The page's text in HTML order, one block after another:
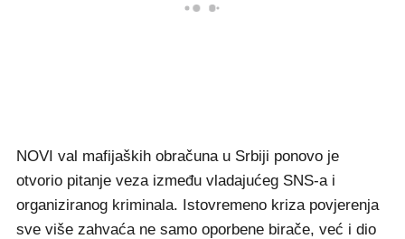
NOVI val mafijaških obračuna u Srbiji ponovo je
otvorio pitanje veza između vladajućeg SNS-a i
organiziranog kriminala. Istovremeno kriza povjerenja
sve više zahvaća ne samo oporbene birače, već i dio